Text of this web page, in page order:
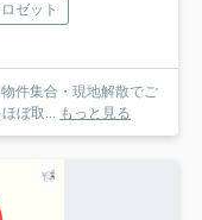
ゼット
件集合・現地解散でご
ぼ取... もっと見る